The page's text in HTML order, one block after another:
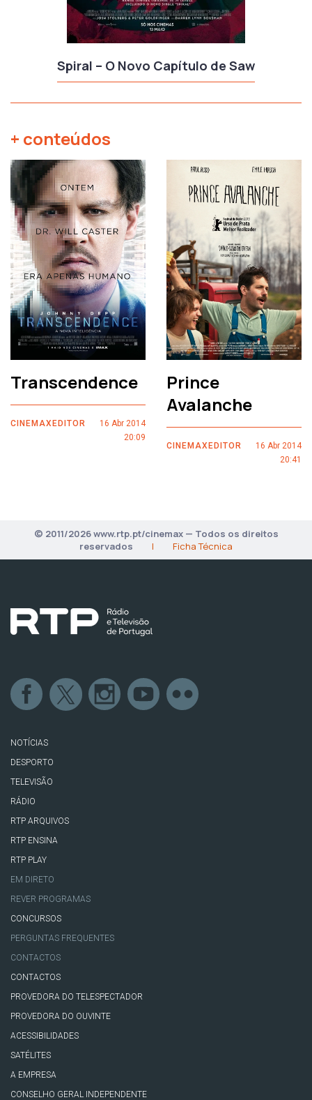
Spiral – O Novo Capítulo de Saw
+ conteúdos
Transcendence
CINEMAXEDITOR
16 Abr 2014
20:09
Prince
Avalanche
CINEMAXEDITOR
16 Abr 2014
20:41
© 2011/2026 www.rtp.pt/cinemax — Todos os direitos
reservados
| Ficha Técnica
NOTÍCIAS
DESPORTO
TELEVISÃO
RÁDIO
RTP ARQUIVOS
RTP ENSINA
RTP PLAY
EM DIRETO
REVER PROGRAMAS
CONCURSOS
PERGUNTAS FREQUENTES
CONTACTOS
CONTACTOS
PROVEDORA DO TELESPECTADOR
PROVEDORA DO OUVINTE
ACESSIBILIDADES
SATÉLITES
A EMPRESA
CONSELHO GERAL INDEPENDENTE